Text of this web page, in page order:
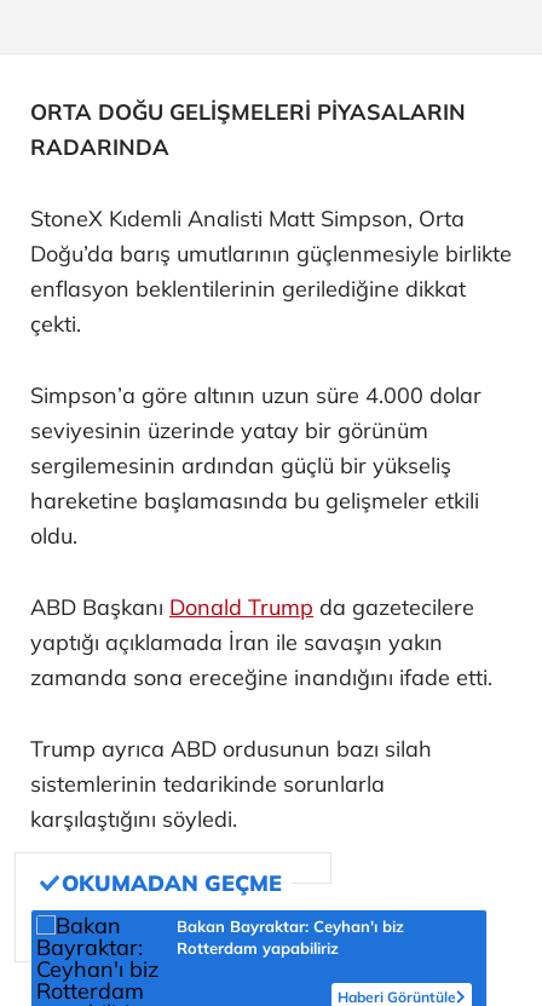
ORTA DOĞU GELİŞMELERİ PİYASALARIN
RADARINDA
StoneX Kıdemli Analisti Matt Simpson, Orta
Doğu’da barış umutlarının güçlenmesiyle birlikte
enflasyon beklentilerinin gerilediğine dikkat
çekti.
Simpson’a göre altının uzun süre 4.000 dolar
seviyesinin üzerinde yatay bir görünüm
sergilemesinin ardından güçlü bir yükseliş
hareketine başlamasında bu gelişmeler etkili
oldu.
ABD Başkanı Donald Trump da gazetecilere
yaptığı açıklamada İran ile savaşın yakın
zamanda sona ereceğine inandığını ifade etti.
Trump ayrıca ABD ordusunun bazı silah
sistemlerinin tedarikinde sorunlarla
karşılaştığını söyledi.
Bakan Bayraktar: Ceyhan'ı biz
Rotterdam yapabiliriz
Haberi Görüntüle